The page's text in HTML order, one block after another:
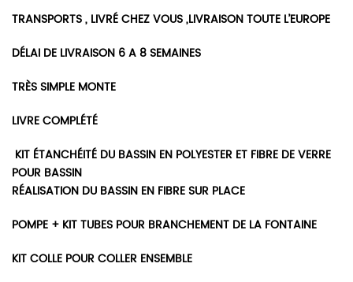
TRANSPORTS , LIVRÉ CHEZ VOUS ,LIVRAISON TOUTE L’EUROPE
DÉLAI DE LIVRAISON 6 A 8 SEMAINES
TRÈS SIMPLE MONTE
LIVRE COMPLÉTÉ
KIT ÉTANCHÉITÉ DU BASSIN EN POLYESTER ET FIBRE DE VERRE
POUR BASSIN
RÉALISATION DU BASSIN EN FIBRE SUR PLACE
POMPE + KIT TUBES POUR BRANCHEMENT DE LA FONTAINE
KIT COLLE POUR COLLER ENSEMBLE